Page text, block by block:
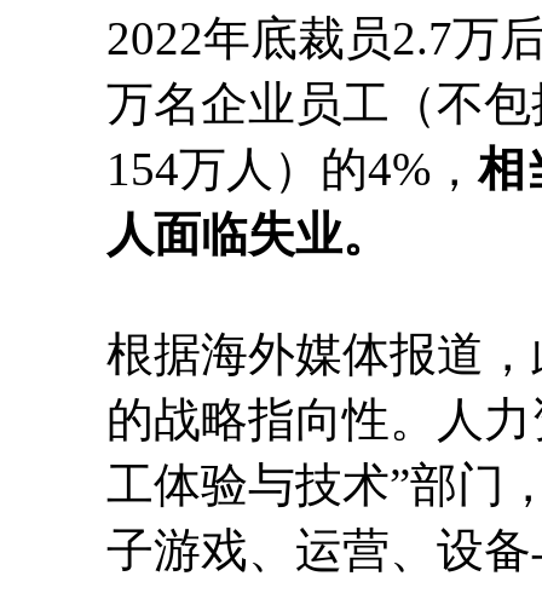
2022年底裁员2.7万
万名企业员工（不
154万人）的4%，相
人面临失业。
根据海外媒体报道
的战略指向性。人
工体验与技术”部门
子游戏、运营、设